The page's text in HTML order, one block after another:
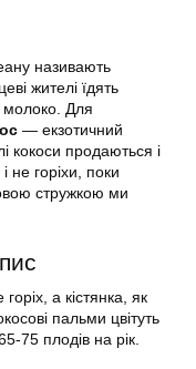
називають
жителі їдять
молоко. Для
— екзотичний
кокоси продаються і
і не горіхи, поки
стружкою ми
а кістянка, як
пальми цвітуть
75 плодів на рік.